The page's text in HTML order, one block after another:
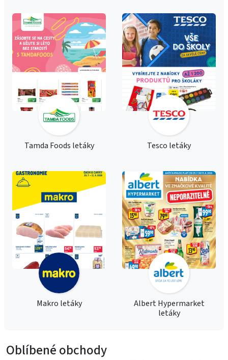
Tamda Foods letáky Tesco letáky
Makro letáky
Albert Hypermarket
letáky
Oblíbené obchody